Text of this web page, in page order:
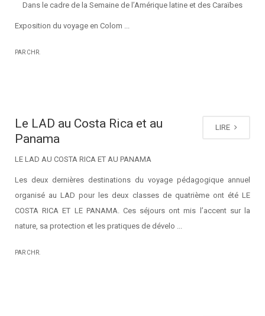
Dans le cadre de la Semaine de l’Amérique latine et des Caraïbes
Exposition du voyage en Colom ...
PAR CHR.
LIRE
Le LAD au Costa Rica et au
Panama
LE LAD AU COSTA RICA ET AU PANAMA
Les deux dernières destinations du voyage pédagogique annuel
organisé au LAD pour les deux classes de quatrième ont été LE
COSTA RICA ET LE PANAMA. Ces séjours ont mis l’accent sur la
nature, sa protection et les pratiques de dévelo ...
PAR CHR.